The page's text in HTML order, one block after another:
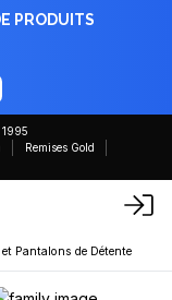
PRODUITS
Remises Gold
et Pantalons de Détente